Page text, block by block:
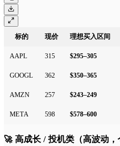
标的 现价 理想买入区间
AAPL 315 $295–305
GOOGL 362 $350–365
AMZN 257 $243–249
META 598 $578–600
🚀 高成长 / 投机类（高波动，